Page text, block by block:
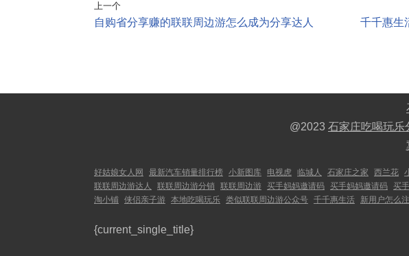
上一个
自购省分享赚的联联周边游怎么成为分享达人 千千惠生
@2023 石家庄吃喝玩乐
好姑娘女人网 最新汽车销量排行榜 小新图库 电视虎 临城人 石家庄之家 西兰花
联联周边游达人
联联周边游分销 联联周边游 买手妈妈邀请码 买手妈妈邀请码 买
淘小铺 侠侣亲子游 本地吃喝玩乐 类似联联周边游公众号 千千惠生活 新用户怎么
{current_single_title}